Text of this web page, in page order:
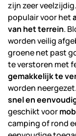
zijn zeer
populair voor het
van het terrein.
worden veilig
groene net past
te verstoren met
gemakkelijk te
worden
snel en
geschikt voor
camping of rond